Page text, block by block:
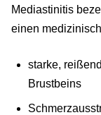
Mediastinitis
einen
starke,
Brustbeins